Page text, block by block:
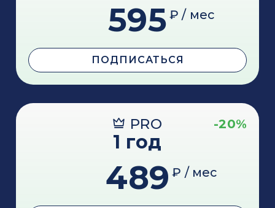
595 ₽ / мес
ПОДПИСАТЬСЯ
PRO -20%
1 год
489 ₽ / мес